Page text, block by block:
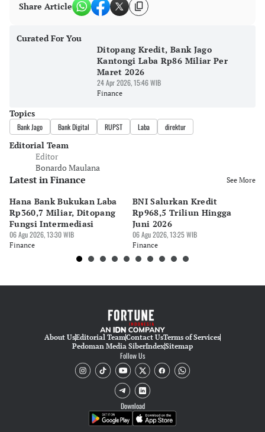
Share Article
Curated For You
Ditopang Kredit, Bank Jago
Kantongi Laba Rp86 Miliar Per
Maret 2026
24 Apr 2026, 15:46 WIB
Finance
Topics
Bank Jago Bank Digital RUPST Laba direktur
Editorial Team
Editor
Bonardo Maulana
Latest in Finance See More
Hana Bank Bukukan Laba
Rp360,7 Miliar, Ditopang
Fungsi Intermediasi
06 Agu 2026, 13:30 WIB
Finance
BNI Salurkan Kredit
Rp968,5 Triliun Hingga
Juni 2026
06 Agu 2026, 13:25 WIB
Finance
About UsEditorial TeamContact UsTerms of Services
Pedoman Media SiberIndexSitemap
Follow Us
Download